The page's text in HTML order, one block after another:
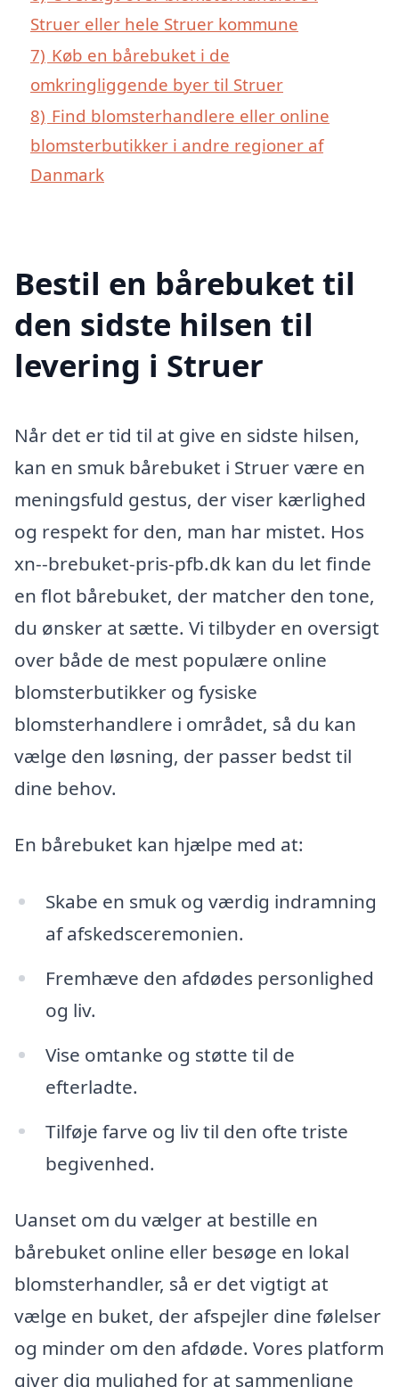
Struer eller hele Struer kommune
7) Køb en bårebuket i de
omkringliggende byer til Struer
8) Find blomsterhandlere eller online
blomsterbutikker i andre regioner af
Danmark
Bestil en bårebuket til
den sidste hilsen til
levering i Struer
Når det er tid til at give en sidste hilsen,
kan en smuk bårebuket i Struer være en
meningsfuld gestus, der viser kærlighed
og respekt for den, man har mistet. Hos
xn--brebuket-pris-pfb.dk kan du let finde
en flot bårebuket, der matcher den tone,
du ønsker at sætte. Vi tilbyder en oversigt
over både de mest populære online
blomsterbutikker og fysiske
blomsterhandlere i området, så du kan
vælge den løsning, der passer bedst til
dine behov.
En bårebuket kan hjælpe med at:
Skabe en smuk og værdig indramning
af afskedsceremonien.
Fremhæve den afdødes personlighed
og liv.
Vise omtanke og støtte til de
efterladte.
Tilføje farve og liv til den ofte triste
begivenhed.
Uanset om du vælger at bestille en
bårebuket online eller besøge en lokal
blomsterhandler, så er det vigtigt at
vælge en buket, der afspejler dine følelser
og minder om den afdøde. Vores platform
giver dig mulighed for at sammenligne